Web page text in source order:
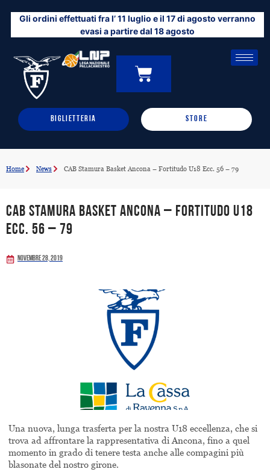
contenuto
Gli ordini effettuati fra l’ 11 luglio e il 17 di agosto verranno
evasi a partire dal 18 agosto
0
CARRELLO
BIGLIETTERIA STORE
Home News CAB Stamura Basket Ancona – Fortitudo U18 Ecc. 56 – 79
CAB Stamura Basket Ancona – Fortitudo U18
Ecc. 56 – 79
Novembre 28, 2019
Una nuova, lunga trasferta per la nostra U18 eccellenza, che si
trova ad affrontare la rappresentativa di Ancona, fino a quel
momento in grado di tenere testa anche alle compagini più
blasonate del nostro girone.